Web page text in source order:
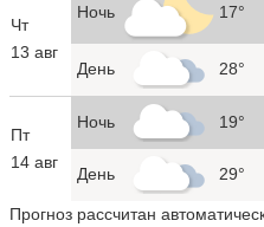
Чт
13 авг
Ночь 17°
День 28°
Пт
14 авг
Ночь 19°
День 29°
Прогноз рассчитан